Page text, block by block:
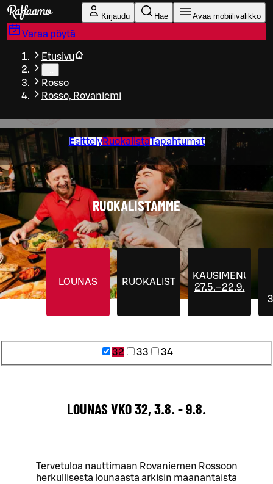
Siirry pääsisältöön
Kirjaudu Hae Avaa mobiilivalikko
Varaa pöytä
Etusivu
Rosso
Rosso, Rovaniemi
EsittelyRuokalistaTapahtumat
RUOKALISTAMME
LOUNAS RUOKALISTA
KAUSIMENUT
27.5.–22.9.
32 33 34
LOUNAS VKO 32, 3.8. - 9.8.
Tervetuloa nauttimaan Rovaniemen Rossoon
herkullisesta lounaasta arkisin maanantaista